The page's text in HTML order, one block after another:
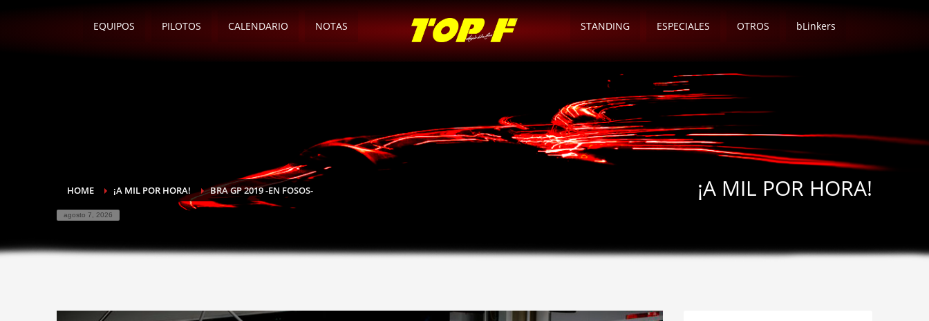
EQUIPOS PILOTOS CALENDARIO NOTAS STANDING ESPECIALES OTROS bLinkers
HOME ¡A MIL POR HORA! BRA GP 2019 -EN FOSOS-
agosto 7, 2026
¡A MIL POR HORA!